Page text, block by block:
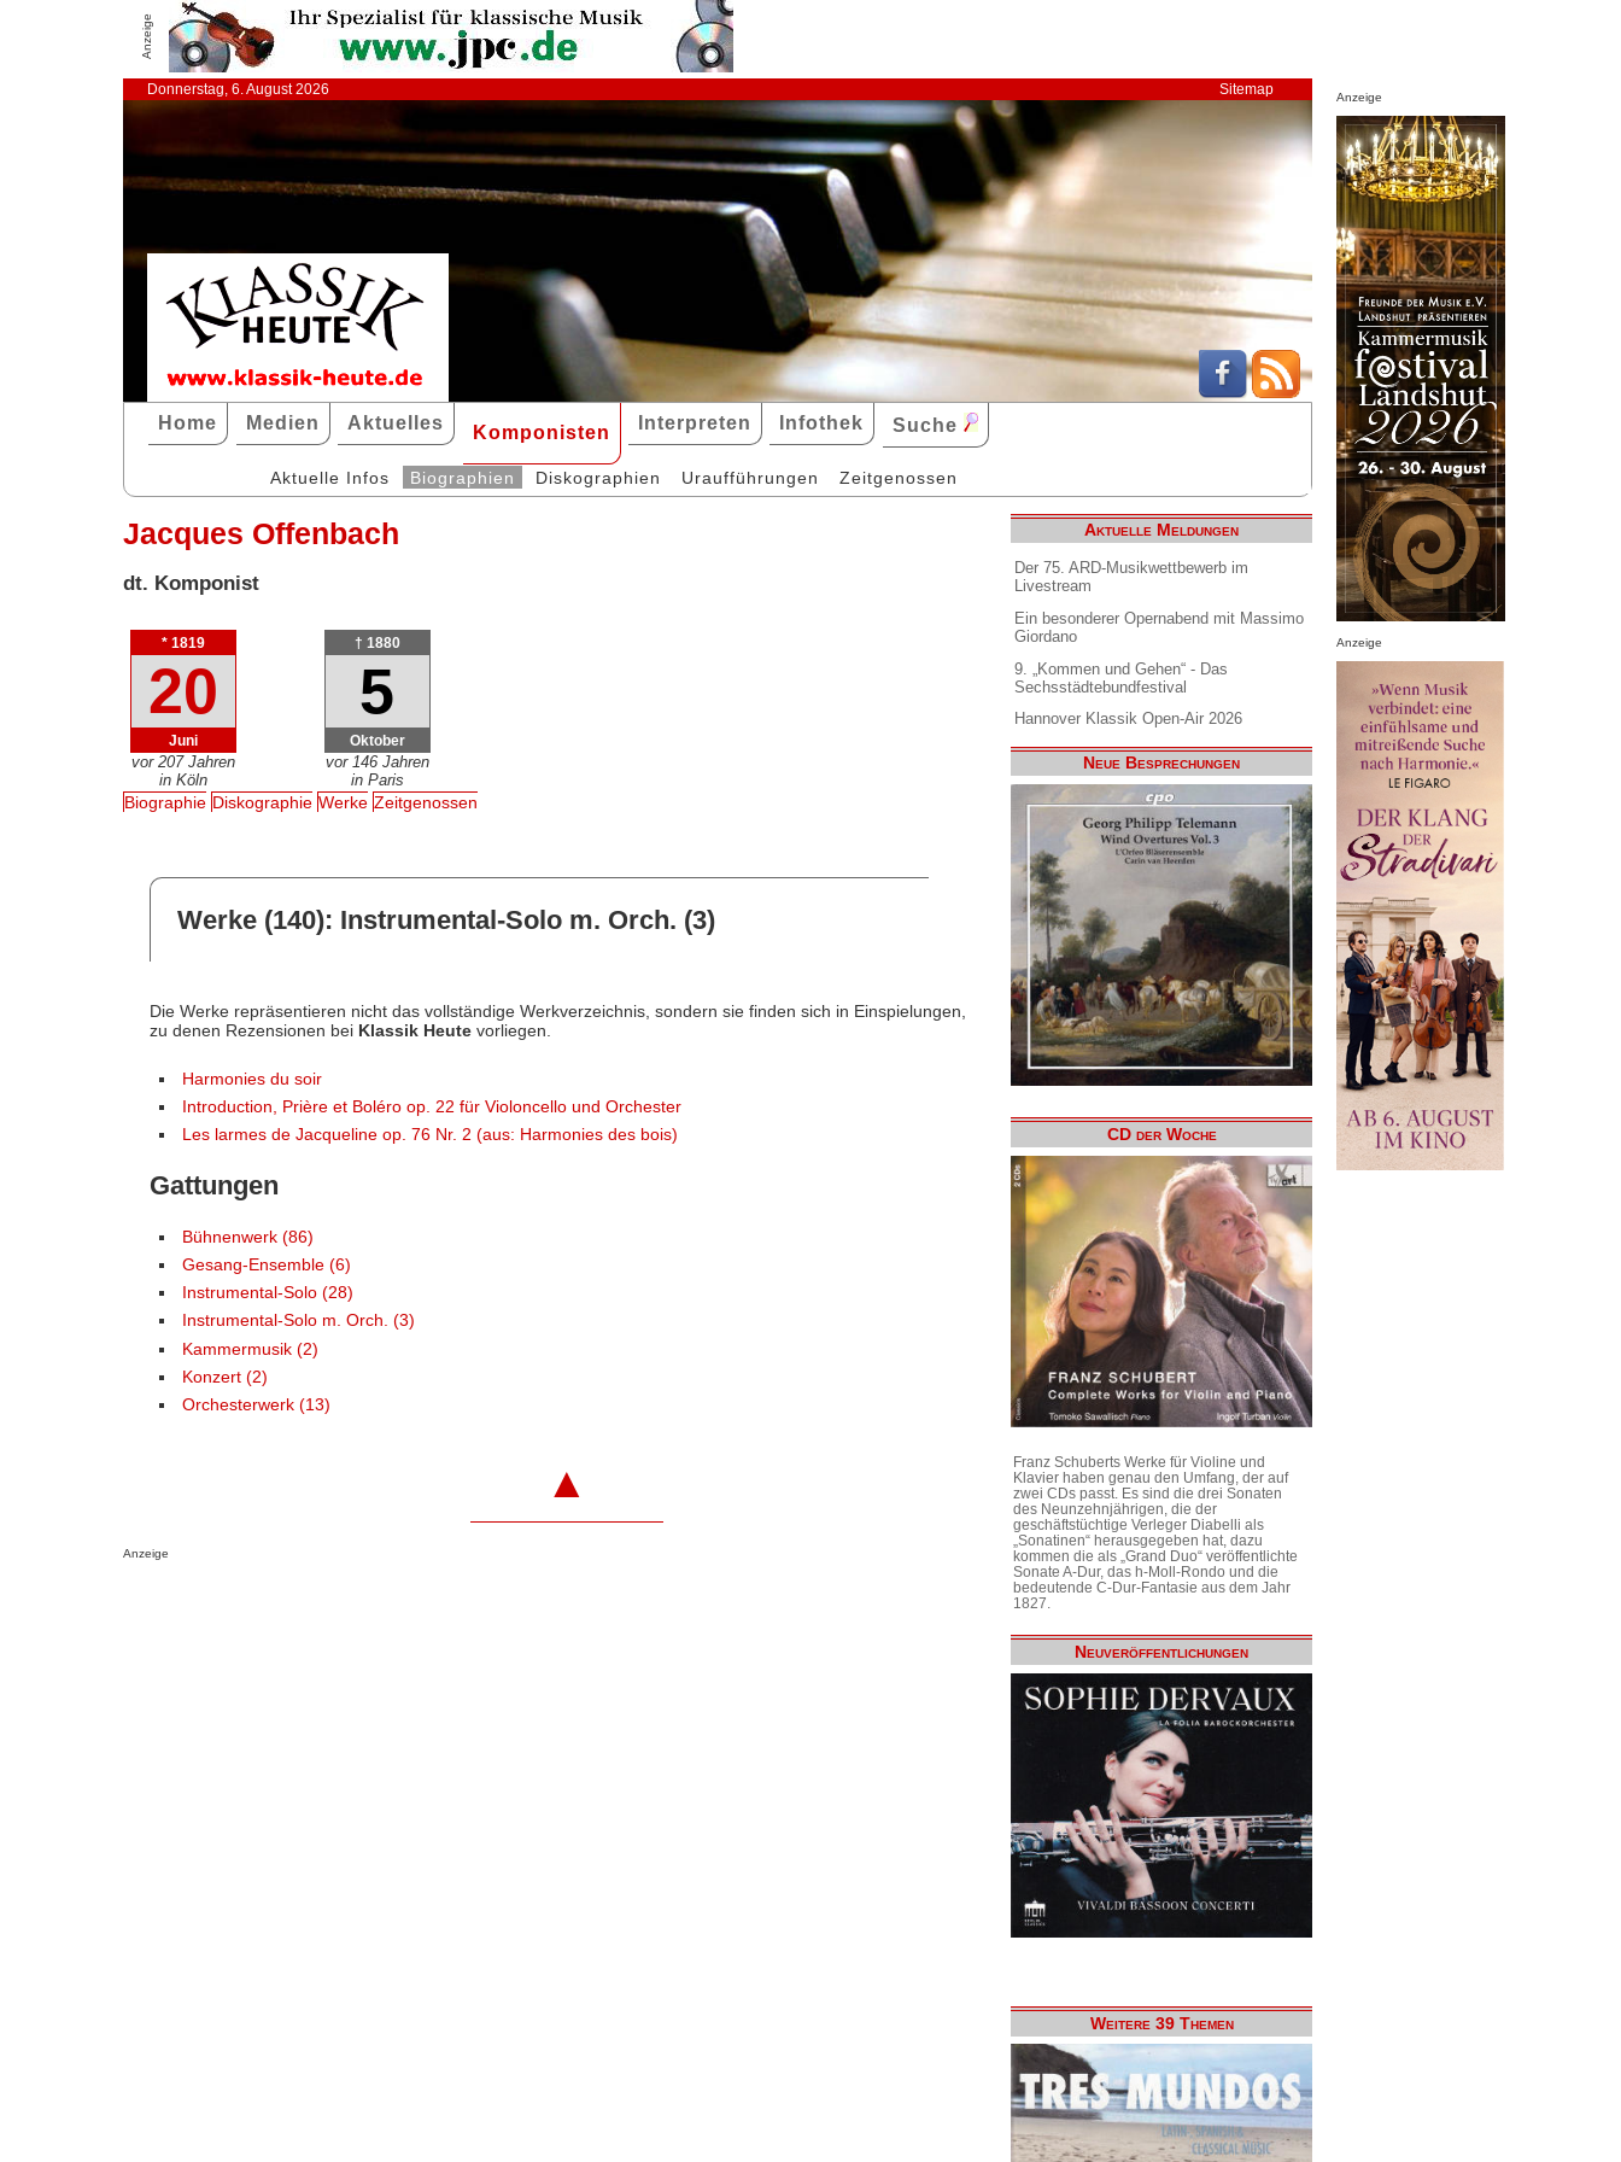
Anzeige
Donnerstag, 6. August 2026 Sitemap
Home Medien Aktuelles Komponisten Interpreten Infothek Suche
Aktuelle Infos Biographien Diskographien Uraufführungen Zeitgenossen
Jacques Offenbach
dt. Komponist
* 1819
20
Juni
vor 207 Jahren
in Köln
† 1880
5
Oktober
vor 146 Jahren
in Paris
Biographie Diskographie Werke Zeitgenossen
Werke (140): Instrumental-Solo m. Orch. (3)
Die Werke repräsentieren nicht das vollständige Werkverzeichnis, sondern sie finden sich in Einspielungen,
zu denen Rezensionen bei Klassik Heutevorliegen.
Harmonies du soir
Introduction, Prière et Boléro op. 22 für Violoncello und Orchester
Les larmes de Jacqueline op. 76 Nr. 2 (aus: Harmonies des bois)
Gattungen
Bühnenwerk (86)
Gesang-Ensemble (6)
Instrumental-Solo (28)
Instrumental-Solo m. Orch. (3)
Kammermusik (2)
Konzert (2)
Orchesterwerk (13)
▲
Anzeige
Aktuelle Meldungen
Der 75. ARD-Musikwettbewerb im
Livestream
Ein besonderer Opernabend mit Massimo
Giordano
9. „Kommen und Gehen“ - Das
Sechsstädtebundfestival
Hannover Klassik Open-Air 2026
Neue Besprechungen
CD der Woche
Franz Schuberts Werke für Violine und
Klavier haben genau den Umfang, der auf
zwei CDs passt. Es sind die drei Sonaten
des Neunzehnjährigen, die der
geschäftstüchtige Verleger Diabelli als
„Sonatinen“ herausgegeben hat, dazu
kommen die als „Grand Duo“ veröffentlichte
Sonate A-Dur, das h-Moll-Rondo und die
bedeutende C-Dur-Fantasie aus dem Jahr
1827.
Neuveröffentlichungen
Weitere 39 Themen
Anzeige
Anzeige